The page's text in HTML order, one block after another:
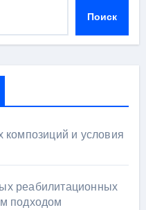
Поиск
композиций и условия
реабилитационных
подходом